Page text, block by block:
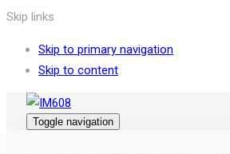
Skip links
Skip to primary navigation
Skip to content
Toggle navigation